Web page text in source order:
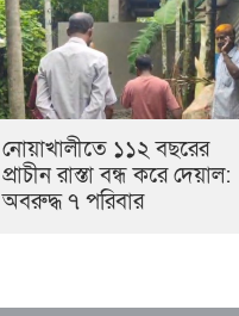
নোয়াখালীতে ১১২ বছরের
প্রাচীন রাস্তা বন্ধ করে দেয়াল:
অবরুদ্ধ ৭ পরিবার